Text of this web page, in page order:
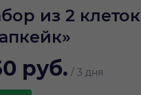
из 2 клеток
руб. / 3 дня